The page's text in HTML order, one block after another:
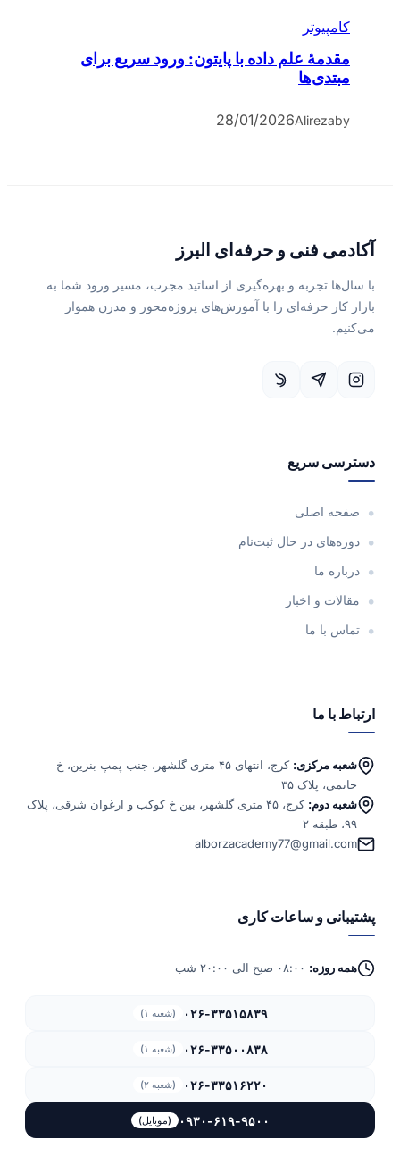
کامپیوتر
مقدمۀ علم داده با پایتون: ورود سریع برای
مبتدی‌ها
by
Alireza
28/01/2026
آکادمی فنی و حرفه‌ای البرز
با سال‌ها تجربه و بهره‌گیری از اساتید مجرب، مسیر ورود شما به
بازار کار حرفه‌ای را با آموزش‌های پروژه‌محور و مدرن هموار
می‌کنیم.
دسترسی سریع
صفحه اصلی
دوره‌های در حال ثبت‌نام
درباره ما
مقالات و اخبار
تماس با ما
ارتباط با ما
شعبه مرکزی:
کرج، انتهای ۴۵ متری گلشهر، جنب پمپ بنزین، خ
حاتمی، پلاک ۳۵
شعبه دوم:
کرج، ۴۵ متری گلشهر، بین خ کوکب و ارغوان شرقی، پلاک
۹۹، طبقه ۲
alborzacademy77@gmail.com
پشتیبانی و ساعات کاری
همه روزه:
۰۲۶-۳۳۵۱۵۸۳۹ (شعبه ۱)
۰۲۶-۳۳۵۰۰۸۳۸ (شعبه ۱)
۰۲۶-۳۳۵۱۶۲۲۰ (شعبه ۲)
۰۹۳۰-۶۱۹-۹۵۰۰ (موبایل)